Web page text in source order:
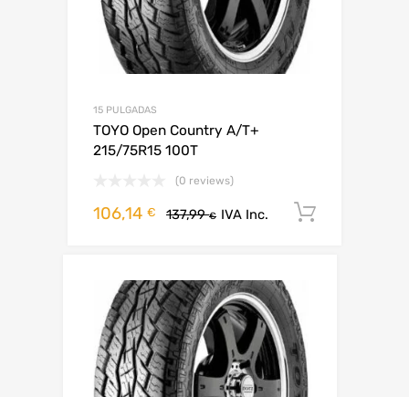
15 PULGADAS
TOYO Open Country A/T+
215/75R15 100T
(0 reviews)
137,99€
106,14 € IVA Inc.